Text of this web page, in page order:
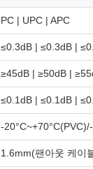
PC | UPC | APC
≤0.3dB | ≤0.3dB |
≥45dB | ≥50dB |
≤0.1dB | ≤0.1dB |
-
1.6mm(팬아웃 케이